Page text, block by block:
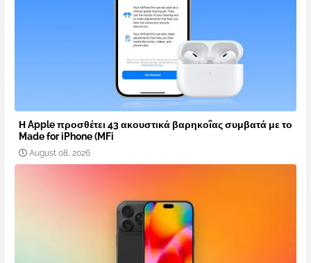
Η Apple προσθέτει 43 ακουστικά βαρηκοΐας συμβατά με το
Made for iPhone (MFi
August 08, 2026